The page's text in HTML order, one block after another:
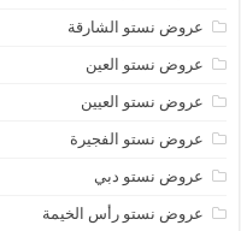
عروض نستو الشارقة
عروض نستو العين
عروض نستو العيين
عروض نستو الفجيرة
عروض نستو دبي
عروض نستو رأس الخيمة